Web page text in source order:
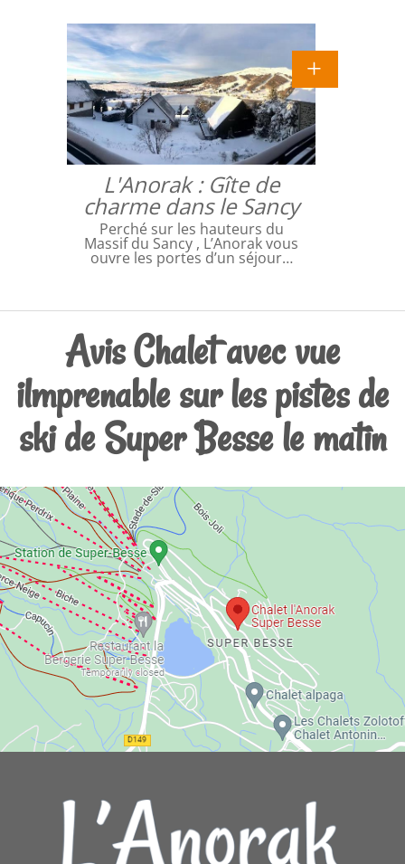
L'Anorak : Gîte de
charme dans le Sancy
Perché sur les hauteurs du
Massif du Sancy , L’Anorak vous
ouvre les portes d’un séjour…
Avis Chalet avec vue
ilmprenable sur les pistes de
ski de Super Besse le matin